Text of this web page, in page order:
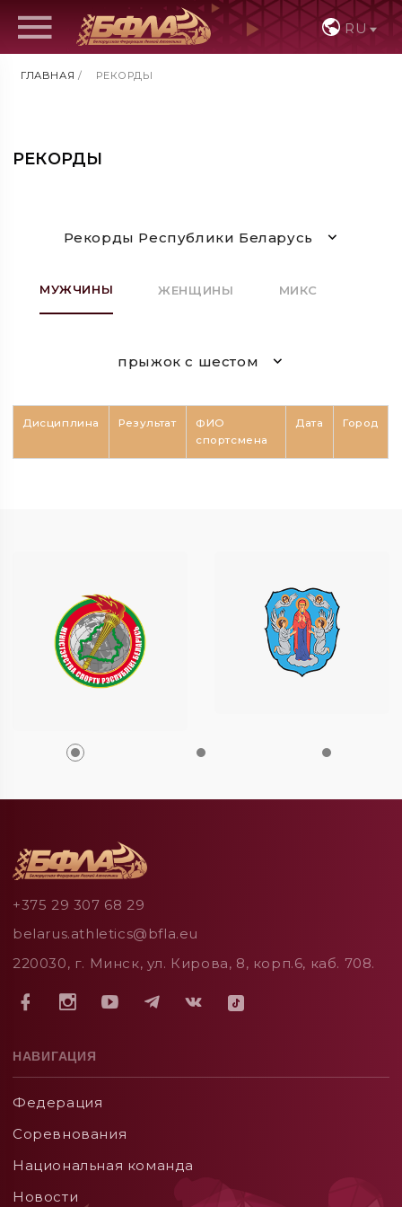
RU
ГЛАВНАЯ / РЕКОРДЫ
РЕКОРДЫ
Рекорды Республики Беларусь
МУЖЧИНЫ ЖЕНЩИНЫ МИКС
прыжок с шестом
Дисциплина Результат
ФИО
спортсмена
Дата Город
+375 29 307 68 29
belarus.athletics@bfla.eu
220030, г. Минск, ул. Кирова, 8, корп.6, каб. 708.
НАВИГАЦИЯ
Федерация
Соревнования
Национальная команда
Новости